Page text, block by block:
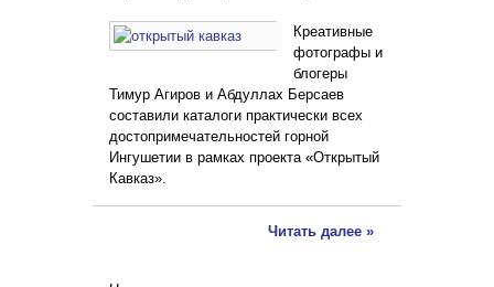
Креативные
фотографы и
блогеры
Тимур Агиров и Абдуллах Берсаев
составили каталоги практически всех
достопримечательностей горной
Ингушетии в рамках проекта «Открытый
Кавказ».
Читать далее »